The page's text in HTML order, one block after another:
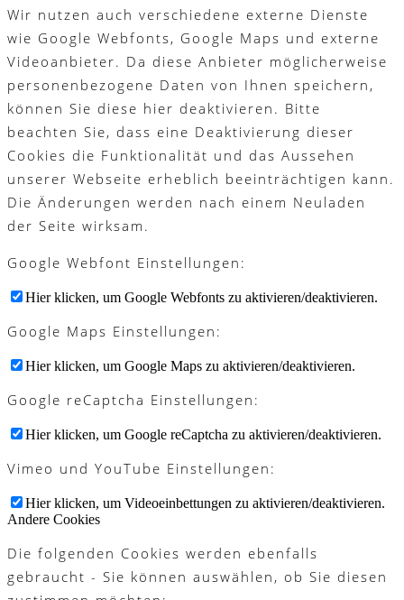
Wir nutzen auch verschiedene externe Dienste
wie Google Webfonts, Google Maps und externe
Videoanbieter. Da diese Anbieter möglicherweise
personenbezogene Daten von Ihnen speichern,
können Sie diese hier deaktivieren. Bitte
beachten Sie, dass eine Deaktivierung dieser
Cookies die Funktionalität und das Aussehen
unserer Webseite erheblich beeinträchtigen kann.
Die Änderungen werden nach einem Neuladen
der Seite wirksam.
Google Webfont Einstellungen:
Hier klicken, um Google Webfonts zu aktivieren/deaktivieren.
Google Maps Einstellungen:
Hier klicken, um Google Maps zu aktivieren/deaktivieren.
Google reCaptcha Einstellungen:
Hier klicken, um Google reCaptcha zu aktivieren/deaktivieren.
Vimeo und YouTube Einstellungen:
Hier klicken, um Videoeinbettungen zu aktivieren/deaktivieren.
Andere Cookies
Die folgenden Cookies werden ebenfalls
gebraucht - Sie können auswählen, ob Sie diesen